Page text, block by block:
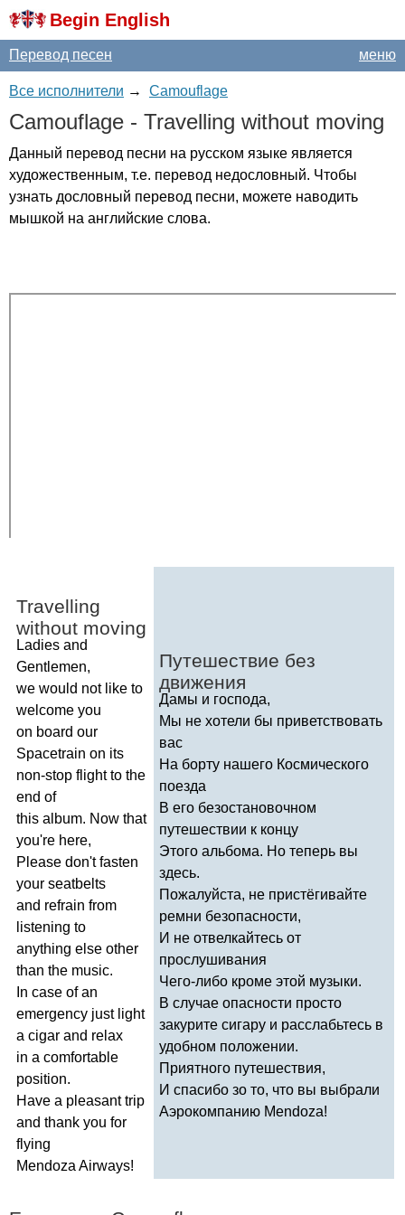
Begin English
меню
Перевод песен
Все исполнители → Camouflage
Camouflage - Travelling without moving
Данный перевод песни на русском языке является
художественным, т.е. перевод недословный. Чтобы
узнать дословный перевод песни, можете наводить
мышкой на английские слова.
Travelling
without moving
Ladies and
Gentlemen,
we would not like to
welcome you
on board our
Spacetrain on its
non-stop flight to the
end of
this album. Now that
you're here,
Please don't fasten
your seatbelts
and refrain from
listening to
anything else other
than the music.
In case of an
emergency just light
a cigar and relax
in a comfortable
position.
Have a pleasant trip
and thank you for
flying
Mendoza Airways!
Путешествие без
движения
Дамы и господа,
Мы не хотели бы приветствовать
вас
На борту нашего Космического
поезда
В его безостановочном
путешествии к концу
Этого альбома. Но теперь вы
здесь.
Пожалуйста, не пристёгивайте
ремни безопасности,
И не отвелкайтесь от
прослушивания
Чего-либо кроме этой музыки.
В случае опасности просто
закурите сигару и расслабьтесь в
удобном положении.
Приятного путешествия,
И спасибо зо то, что вы выбрали
Аэрокомпанию Mendoza!